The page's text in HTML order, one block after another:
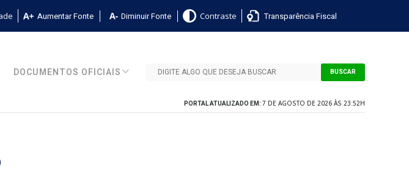
Aumentar Fonte Diminuir Fonte Contraste Transparência Fiscal
DOCUMENTOS OFICIAIS BUSCAR
PORTAL ATUALIZADO EM: 7 DE AGOSTO DE 2026 ÀS 23:52H